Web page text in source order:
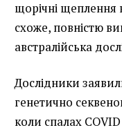
щорічні щеплення
схоже, повністю
австралійська
Дослідники
генетично
коли спалах